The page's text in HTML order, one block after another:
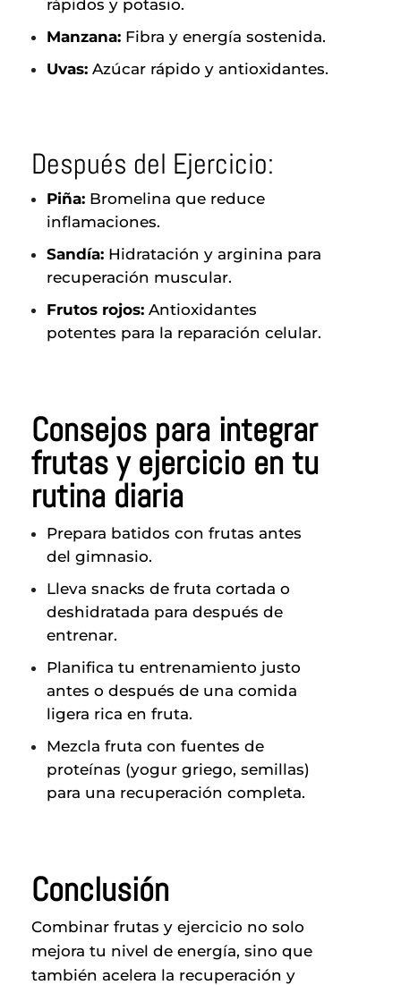
rápidos y potasio.
Manzana: Fibra y energía sostenida.
Uvas: Azúcar rápido y antioxidantes.
Después del Ejercicio:
Piña: Bromelina que reduce
inflamaciones.
Sandía: Hidratación y arginina para
recuperación muscular.
Frutos rojos: Antioxidantes
potentes para la reparación celular.
Consejos para integrar
frutas y ejercicio en tu
rutina diaria
Prepara batidos con frutas antes
del gimnasio.
Lleva snacks de fruta cortada o
deshidratada para después de
entrenar.
Planifica tu entrenamiento justo
antes o después de una comida
ligera rica en fruta.
Mezcla fruta con fuentes de
proteínas (yogur griego, semillas)
para una recuperación completa.
Conclusión
Combinar frutas y ejercicio no solo
mejora tu nivel de energía, sino que
también acelera la recuperación y